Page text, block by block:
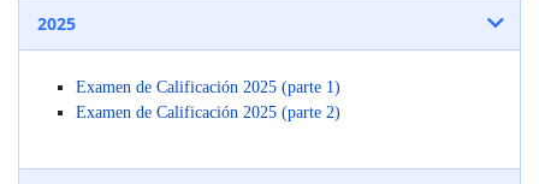
2025
Examen de Calificación 2025 (parte 1)
Examen de Calificación 2025 (parte 2)